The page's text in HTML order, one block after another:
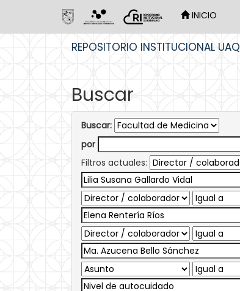
INICIO
REPOSITORIO INSTITUCIONAL UAQ
Buscar
Buscar:
por
Filtros actuales: